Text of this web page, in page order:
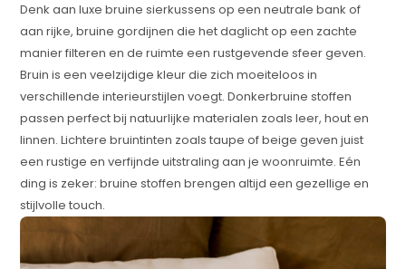
Denk aan luxe bruine sierkussens op een neutrale bank of
aan rijke, bruine gordijnen die het daglicht op een zachte
manier filteren en de ruimte een rustgevende sfeer geven.
Bruin is een veelzijdige kleur die zich moeiteloos in
verschillende interieurstijlen voegt. Donkerbruine stoffen
passen perfect bij natuurlijke materialen zoals leer, hout en
linnen. Lichtere bruintinten zoals taupe of beige geven juist
een rustige en verfijnde uitstraling aan je woonruimte. Eén
ding is zeker: bruine stoffen brengen altijd een gezellige en
stijlvolle touch.